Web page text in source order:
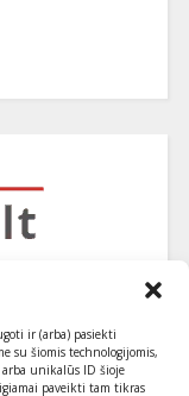
ir (arba) pasiekti
su šiomis technologijomis,
arba unikalūs ID šioje
paveikti tam tikras